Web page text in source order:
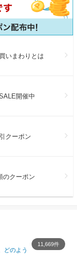
いまわりとは
開催中
クーポン
のクーポン
どのよう
11,669件